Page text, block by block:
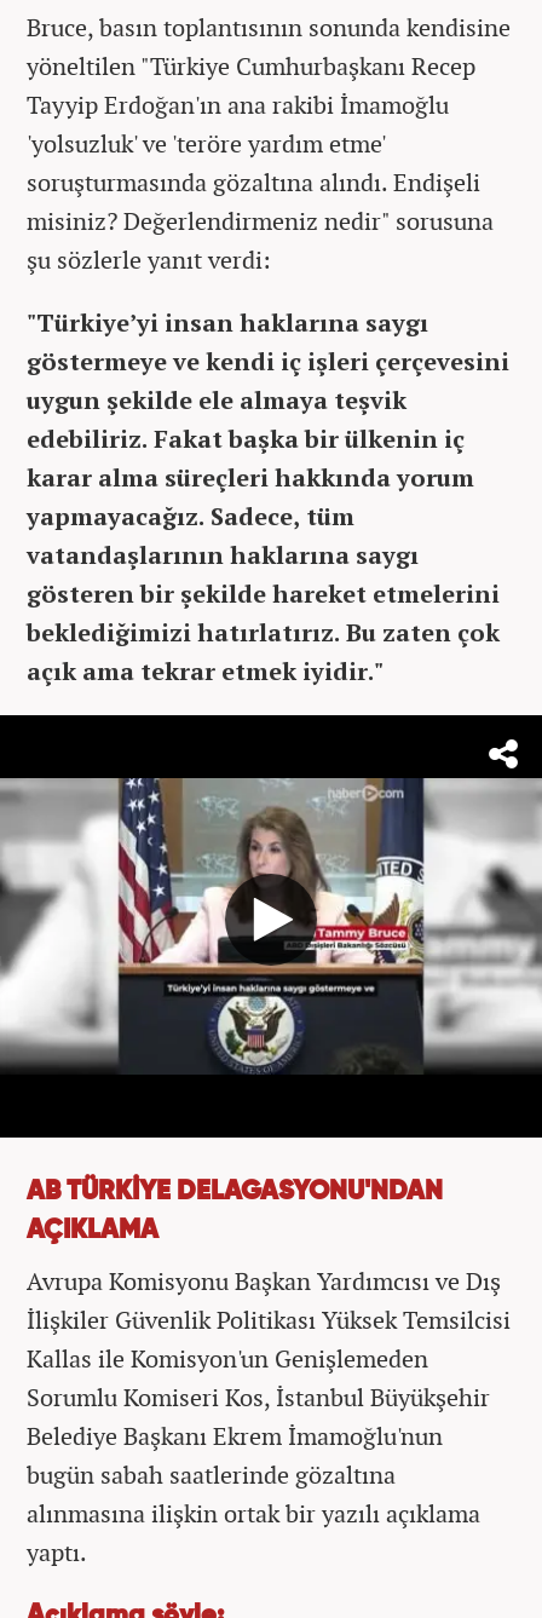
Bruce, basın toplantısının sonunda kendisine
yöneltilen "Türkiye Cumhurbaşkanı Recep
Tayyip Erdoğan'ın ana rakibi İmamoğlu
'yolsuzluk' ve 'teröre yardım etme'
soruşturmasında gözaltına alındı. Endişeli
misiniz? Değerlendirmeniz nedir" sorusuna
şu sözlerle yanıt verdi:
"Türkiye’yi insan haklarına saygı
göstermeye ve kendi iç işleri çerçevesini
uygun şekilde ele almaya teşvik
edebiliriz. Fakat başka bir ülkenin iç
karar alma süreçleri hakkında yorum
yapmayacağız. Sadece, tüm
vatandaşlarının haklarına saygı
gösteren bir şekilde hareket etmelerini
beklediğimizi hatırlatırız. Bu zaten çok
açık ama tekrar etmek iyidir."
AB TÜRKİYE DELAGASYONU'NDAN
AÇIKLAMA
Avrupa Komisyonu Başkan Yardımcısı ve Dış
İlişkiler Güvenlik Politikası Yüksek Temsilcisi
Kallas ile Komisyon'un Genişlemeden
Sorumlu Komiseri Kos, İstanbul Büyükşehir
Belediye Başkanı Ekrem İmamoğlu'nun
bugün sabah saatlerinde gözaltına
alınmasına ilişkin ortak bir yazılı açıklama
yaptı.